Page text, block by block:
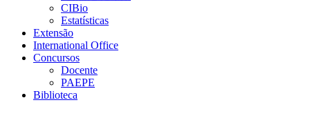
CIBio
Estatísticas
Extensão
International Office
Concursos
Docente
PAEPE
Biblioteca